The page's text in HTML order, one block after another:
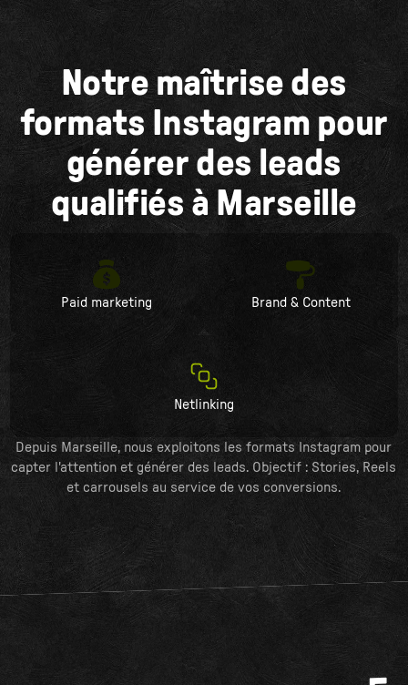
Notre maîtrise des
formats Instagram pour
générer des leads
qualifiés à Marseille
Paid marketing Brand & Content
Netlinking
Depuis Marseille, nous exploitons les formats Instagram pour
capter l'attention et générer des leads. Objectif : Stories, Reels
et carrousels au service de vos conversions.